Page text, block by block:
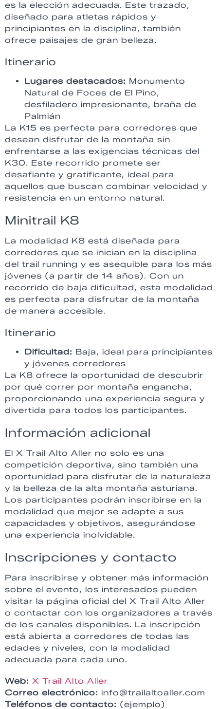
es la elección adecuada. Este trazado,
diseñado para atletas rápidos y
principiantes en la disciplina, también
ofrece paisajes de gran belleza.
Itinerario
Lugares destacados: Monumento
Natural de Foces de El Pino,
desfiladero impresionante, braña de
Palmián
La K15 es perfecta para corredores que
desean disfrutar de la montaña sin
enfrentarse a las exigencias técnicas del
K30. Este recorrido promete ser
desafiante y gratificante, ideal para
aquellos que buscan combinar velocidad y
resistencia en un entorno natural.
Minitrail K8
La modalidad K8 está diseñada para
corredores que se inician en la disciplina
del trail running y es asequible para los más
jóvenes (a partir de 14 años). Con un
recorrido de baja dificultad, esta modalidad
es perfecta para disfrutar de la montaña
de manera accesible.
Itinerario
Dificultad: Baja, ideal para principiantes
y jóvenes corredores
La K8 ofrece la oportunidad de descubrir
por qué correr por montaña engancha,
proporcionando una experiencia segura y
divertida para todos los participantes.
Información adicional
El X Trail Alto Aller no solo es una
competición deportiva, sino también una
oportunidad para disfrutar de la naturaleza
y la belleza de la alta montaña asturiana.
Los participantes podrán inscribirse en la
modalidad que mejor se adapte a sus
capacidades y objetivos, asegurándose
una experiencia inolvidable.
Inscripciones y contacto
Para inscribirse y obtener más información
sobre el evento, los interesados pueden
visitar la página oficial del X Trail Alto Aller
o contactar con los organizadores a través
de los canales disponibles. La inscripción
está abierta a corredores de todas las
edades y niveles, con la modalidad
adecuada para cada uno.
Web: X Trail Alto Aller
Correo electrónico: info@trailaltoaller.com
Teléfonos de contacto: (ejemplo)